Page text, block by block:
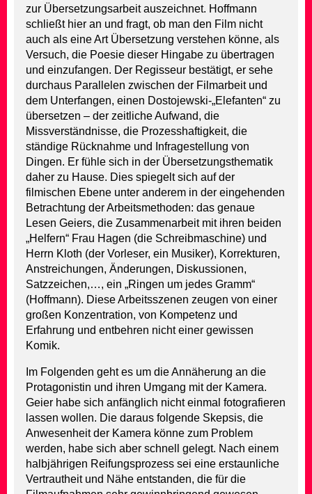
zur Übersetzungsarbeit auszeichnet. Hoffmann
schließt hier an und fragt, ob man den Film nicht
auch als eine Art Übersetzung verstehen könne, als
Versuch, die Poesie dieser Hingabe zu übertragen
und einzufangen. Der Regisseur bestätigt, er sehe
durchaus Parallelen zwischen der Filmarbeit und
dem Unterfangen, einen Dostojewski-„Elefanten“ zu
übersetzen – der zeitliche Aufwand, die
Missverständnisse, die Prozesshaftigkeit, die
ständige Rücknahme und Infragestellung von
Dingen. Er fühle sich in der Übersetzungsthematik
daher zu Hause. Dies spiegelt sich auf der
filmischen Ebene unter anderem in der eingehenden
Betrachtung der Arbeitsmethoden: das genaue
Lesen Geiers, die Zusammenarbeit mit ihren beiden
„Helfern“ Frau Hagen (die Schreibmaschine) und
Herrn Kloth (der Vorleser, ein Musiker), Korrekturen,
Anstreichungen, Änderungen, Diskussionen,
Satzzeichen,…, ein „Ringen um jedes Gramm“
(Hoffmann). Diese Arbeitsszenen zeugen von einer
großen Konzentration, von Kompetenz und
Erfahrung und entbehren nicht einer gewissen
Komik.
Im Folgenden geht es um die Annäherung an die
Protagonistin und ihren Umgang mit der Kamera.
Geier habe sich anfänglich nicht einmal fotografieren
lassen wollen. Die daraus folgende Skepsis, die
Anwesenheit der Kamera könne zum Problem
werden, habe sich aber schnell gelegt. Nach einem
halbjährigen Reifungsprozess sei eine erstaunliche
Vertrautheit und Nähe entstanden, die für die